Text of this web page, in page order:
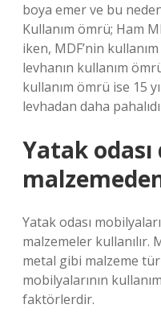
boya emer ve bu
Kullanım ömrü; Ham
iken, MDF’nin
levhanın kullanım
kullanım ömrü ise 15
levhadan daha
Yatak
Yatak odası
malzemeler kullanılır.
metal gibi malzeme
mobilyalarının
faktörlerdir.